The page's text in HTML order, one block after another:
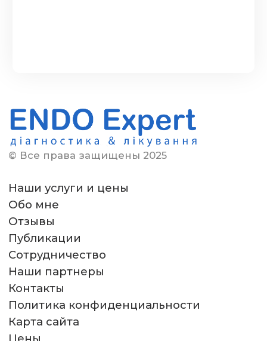
© Все права защищены 2025
Наши услуги и цены
Обо мне
Отзывы
Публикации
Сотрудничество
Наши партнеры
Контакты
Политика конфиденциальности
Карта сайта